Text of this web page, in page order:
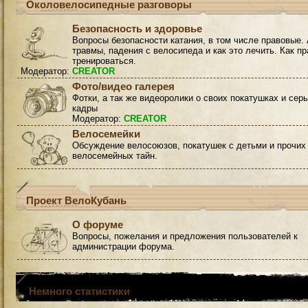
Околовелосипедные разговоры
Безопасность и здоровье
Вопросы безопасности катания, в том числе правовые.
травмы, падения с велосипеда и как это лечить. Как
тренироваться.
Модератор: CREATOR
Фото/видео галерея
Фотки, а так же видеоролики о своих покатушках и
кадры
Модератор: CREATOR
Велосемейки
Обсуждение велосоюзов, покатушек с детьми и прочих
велосемейных тайн.
Проект ВелоКубань
О форуме
Вопросы, пожелания и предложения пользователей к
администрации форума.
Немного статистики